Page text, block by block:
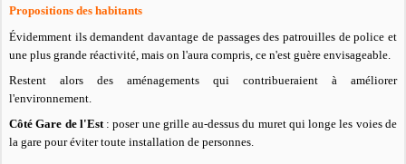
Propositions des habitants
Évidemment ils demandent davantage de passages des patrouilles de police et
une plus grande réactivité, mais on l'aura compris, ce n'est guère envisageable.
Restent alors des aménagements qui contribueraient à améliorer
l'environnement.
Côté Gare de l'Est : poser une grille au-dessus du muret qui longe les voies de
la gare pour éviter toute installation de personnes.